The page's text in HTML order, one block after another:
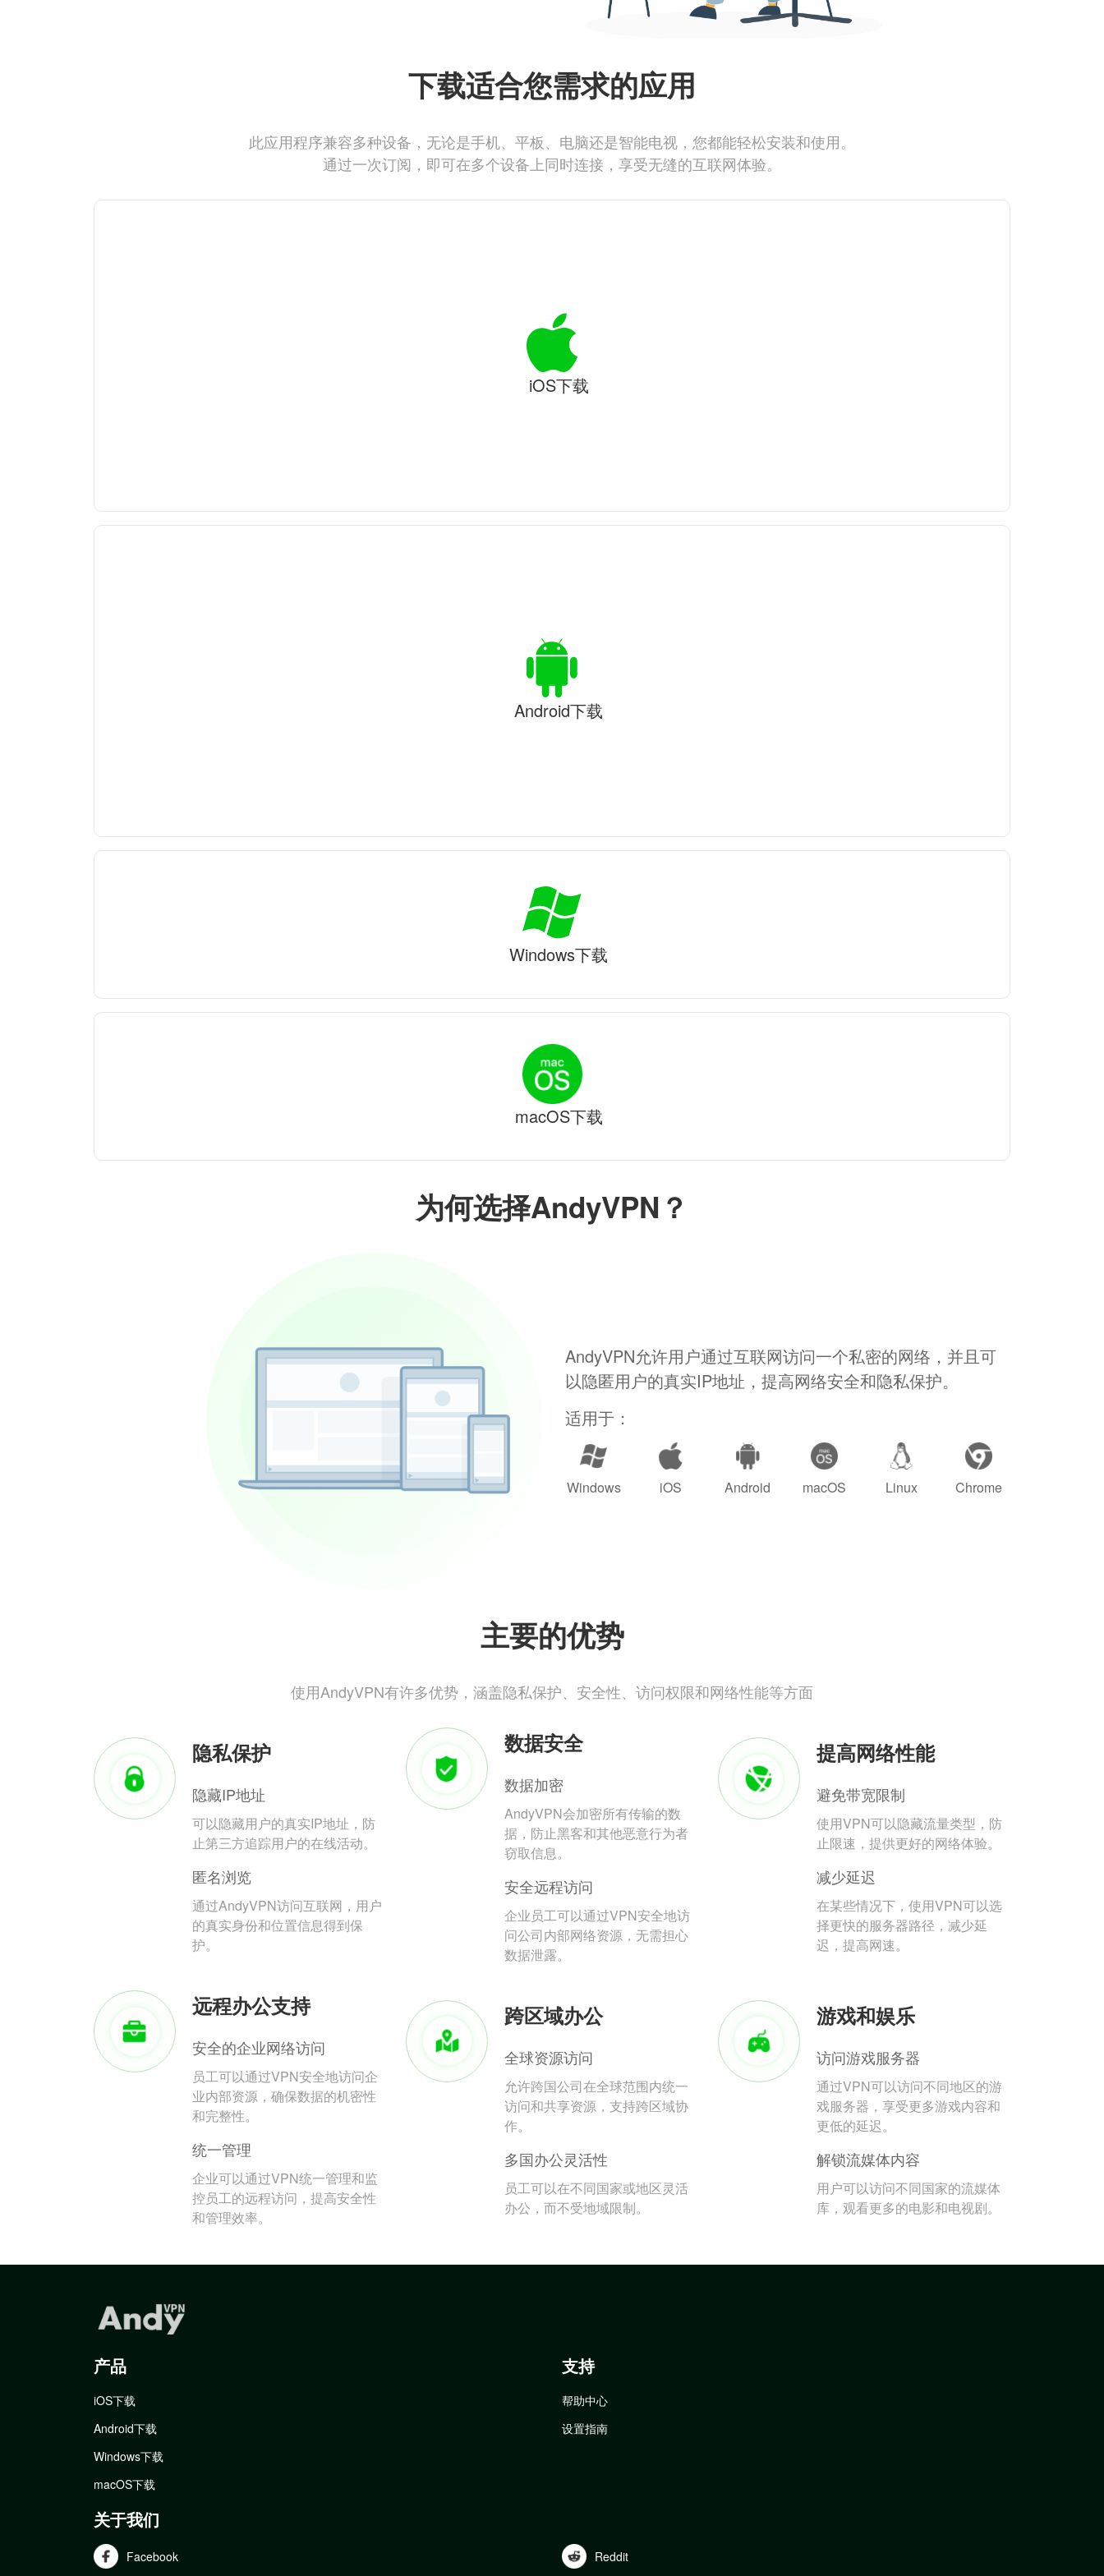
为何选择AndyVPN？
AndyVPN允许用户通过互联网访问一个私密的网络，并且可
以隐匿用户的真实IP地址，提高网络安全和隐私保护。
适用于：
Windows iOS Android macOS Linux Chrome
主要的优势
使用AndyVPN有许多优势，涵盖隐私保护、安全性、访问权限和网络性能等方面
隐私保护
隐藏IP地址
可以隐藏用户的真实IP地址，防
止第三方追踪用户的在线活动。
匿名浏览
通过AndyVPN访问互联网，用户
的真实身份和位置信息得到保
护。
数据安全
数据加密
AndyVPN会加密所有传输的数
据，防止黑客和其他恶意行为者
窃取信息。
安全远程访问
企业员工可以通过VPN安全地访
问公司内部网络资源，无需担心
数据泄露。
提高网络性能
避免带宽限制
使用VPN可以隐藏流量类型，防
止限速，提供更好的网络体验。
减少延迟
在某些情况下，使用VPN可以选
择更快的服务器路径，减少延
迟，提高网速。
远程办公支持
安全的企业网络访问
员工可以通过VPN安全地访问企
业内部资源，确保数据的机密性
和完整性。
统一管理
企业可以通过VPN统一管理和监
控员工的远程访问，提高安全性
和管理效率。
跨区域办公
全球资源访问
允许跨国公司在全球范围内统一
访问和共享资源，支持跨区域协
作。
多国办公灵活性
员工可以在不同国家或地区灵活
办公，而不受地域限制。
游戏和娱乐
访问游戏服务器
通过VPN可以访问不同地区的游
戏服务器，享受更多游戏内容和
更低的延迟。
解锁流媒体内容
用户可以访问不同国家的流媒体
库，观看更多的电影和电视剧。
下载适合您需求的应用
此应用程序兼容多种设备，无论是手机、平板、电脑还是智能电视，您都能轻松安装和使用。
通过一次订阅，即可在多个设备上同时连接，享受无缝的互联网体验。
iOS下载
Android下载
Windows下载
macOS下载
产品
iOS下载
Android下载
Windows下载
macOS下载
支持
帮助中心
设置指南
关于我们
Facebook Reddit